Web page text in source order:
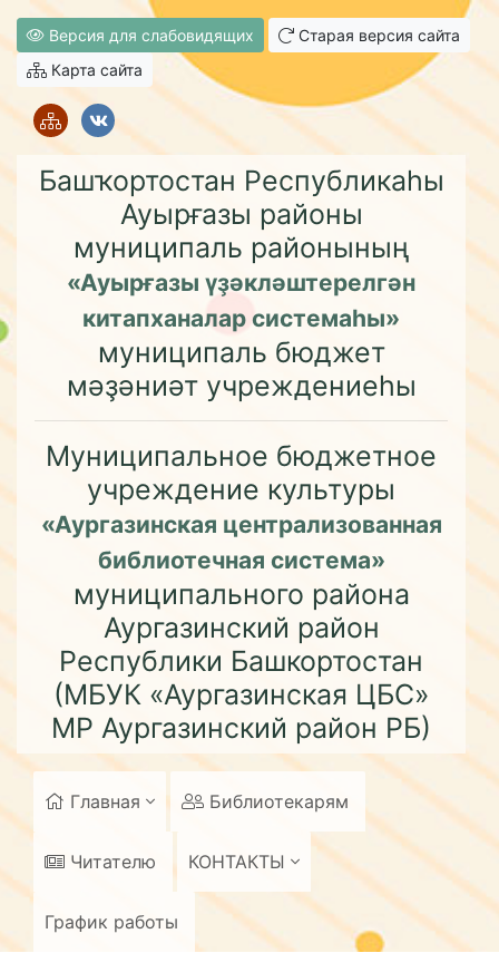
Версия для слабовидящих
Старая версия сайта
Карта сайта
Башҡортостан Республикаһы
Ауырғазы районы
муниципаль районының
«Ауырғазы үҙәкләштерелгән
китапханалар системаһы»
муниципаль бюджет
мәҙәниәт учреждениеһы
Муниципальное бюджетное
учреждение культуры
«Аургазинская централизованная
библиотечная система»
муниципального района
Аургазинский район
Республики Башкортостан
(МБУК «Аургазинская ЦБС»
МР Аургазинский район РБ)
Главная Библиотекарям
Читателю КОНТАКТЫ
График работы